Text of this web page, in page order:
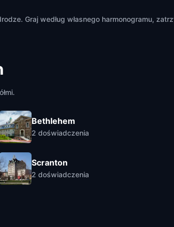
Graj według własnego harmonogramu,
Bethlehem
2 doświadczenia
Scranton
2 doświadczenia